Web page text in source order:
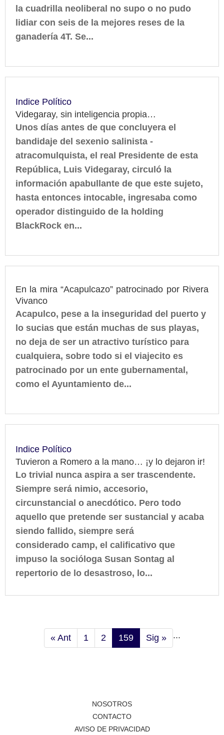
la cuadrilla neoliberal no supo o no pudo
lidiar con seis de la mejores reses de la
ganadería 4T. Se...
Indice Político
Videgaray, sin inteligencia propia…
Unos días antes de que concluyera el
bandidaje del sexenio salinista -
atracomulquista, el real Presidente de esta
República, Luis Videgaray, circuló la
información apabullante de que este sujeto,
hasta entonces intocable, ingresaba como
operador distinguido de la holding
BlackRock en...
En la mira “Acapulcazo” patrocinado por Rivera
Vivanco
Acapulco, pese a la inseguridad del puerto y
lo sucias que están muchas de sus playas,
no deja de ser un atractivo turístico para
cualquiera, sobre todo si el viajecito es
patrocinado por un ente gubernamental,
como el Ayuntamiento de...
Indice Político
Tuvieron a Romero a la mano… ¡y lo dejaron ir!
Lo trivial nunca aspira a ser trascendente.
Siempre será nimio, accesorio,
circunstancial o anecdótico. Pero todo
aquello que pretende ser sustancial y acaba
siendo fallido, siempre será
considerado camp, el calificativo que
impuso la socióloga Susan Sontag al
repertorio de lo desastroso, lo...
« Ant 1 2 ...
159 Sig »
NOSOTROS
CONTACTO
AVISO DE PRIVACIDAD